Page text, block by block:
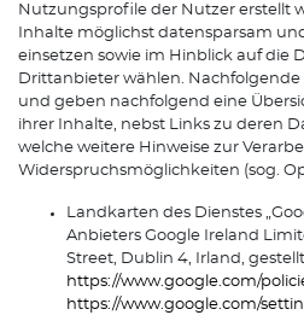
Nutzungsprofile der Nutzer erstellt
Inhalte möglichst datensparsam
einsetzen sowie im Hinblick auf die
Drittanbieter wählen.
und geben nachfolgend eine
ihrer Inhalte, nebst Links zu deren
welche weitere Hinweise zur
Widerspruchsmöglichkeiten (sog.
Landkarten des Dienstes
Anbieters Google Ireland
Street, Dublin 4, Irland,
https://www.google.com/
https://www.google.com/